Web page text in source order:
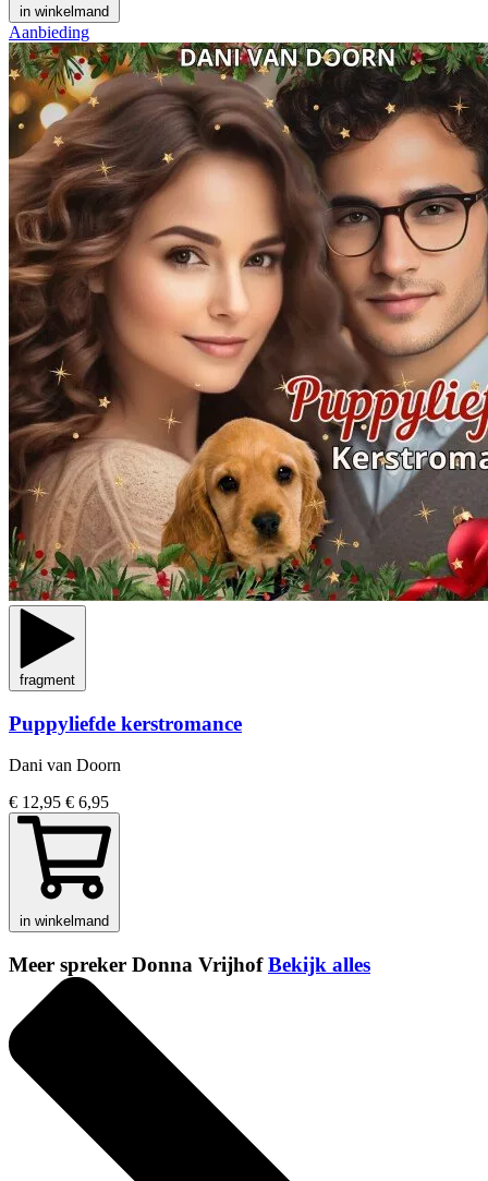
in winkelmand
Aanbieding
fragment
Puppyliefde kerstromance
Dani van Doorn
€ 12,95 € 6,95
in winkelmand
Meer spreker Donna VrijhofBekijk alles